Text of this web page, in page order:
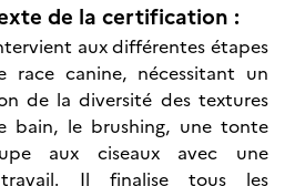
de la certification :
aux différentes étapes
canine, nécessitant un
de la diversité des textures
bain, le brushing, une tonte
aux ciseaux avec une
Il finalise tous les